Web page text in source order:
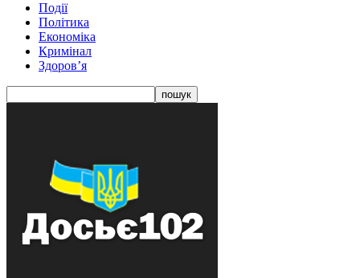
Події
Політика
Економіка
Кримінал
Здоров’я